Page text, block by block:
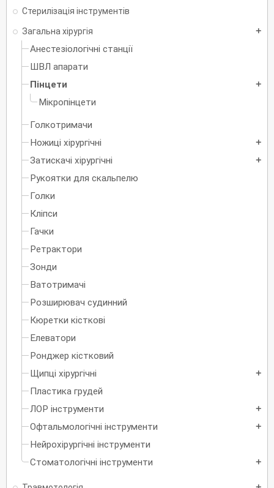
Стерилізація інструментів
Загальна хірургія add
Анестезіологічні станції
ШВЛ апарати
Пінцети
add
Мікропінцети
Голкотримачи
Ножиці хірургічні
add
Затискачі хірургічні add
Рукоятки для скальпелю
Голки
Кліпси
Гачки
Ретрактори
Зонди
Ватотримачі
Розширювач судинний
Кюретки кісткові
Елеватори
Ронджер кістковий
Щипці хірургічні
add
Пластика грудей
ЛОР інструменти
add
Офтальмологічні інструменти add
Нейрохірургічні інструменти
Стоматологічні інструменти
add